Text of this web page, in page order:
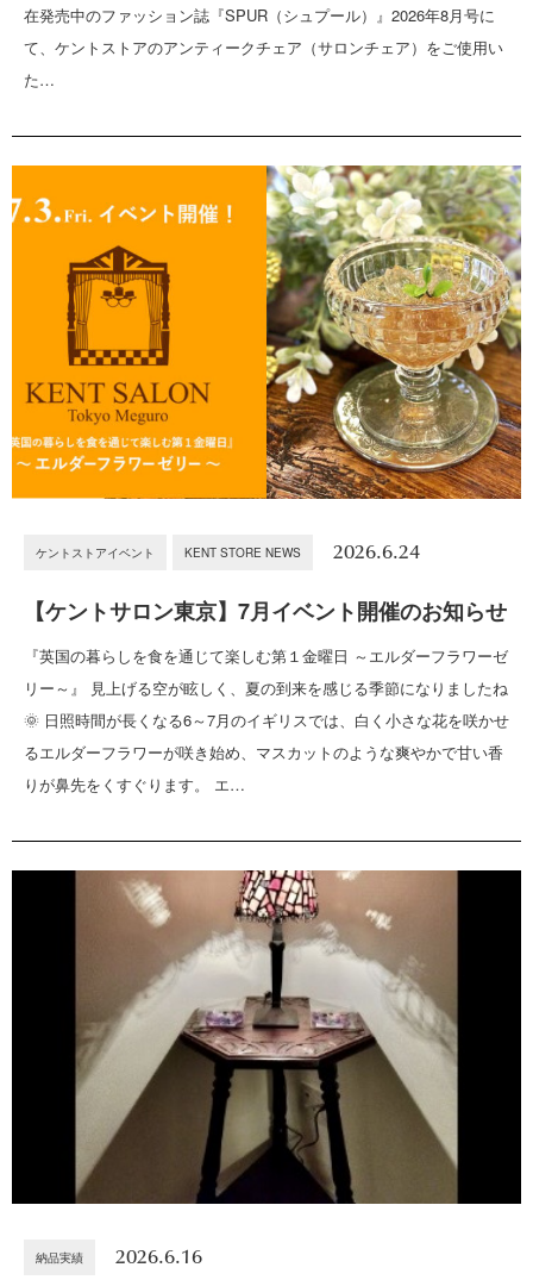
在発売中のファッション誌『SPUR（シュプール）』2026年8月号に
て、ケントストアのアンティークチェア（サロンチェア）をご使用い
た…
ケントストアイベント KENT STORE NEWS 2026.6.24
【ケントサロン東京】7月イベント開催のお知らせ
『英国の暮らしを食を通じて楽しむ第１金曜日 ～エルダーフラワーゼ
リー～』 見上げる空が眩しく、夏の到来を感じる季節になりましたね
🌞 日照時間が長くなる6～7月のイギリスでは、白く小さな花を咲かせ
るエルダーフラワーが咲き始め、マスカットのような爽やかで甘い香
りが鼻先をくすぐります。 エ…
納品実績 2026.6.16